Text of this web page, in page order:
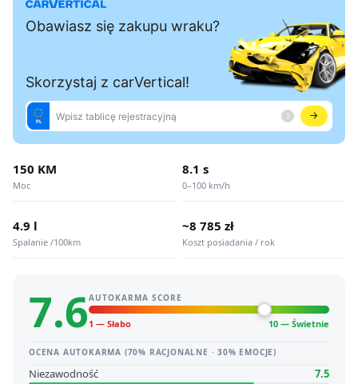
150 KM
Moc
8.1 s
0–100 km/h
4.9 l
Spalanie /100km
~8 785 zł
Koszt posiadania / rok
7.6AUTOKARMA SCORE
1 — Słabo 10 — Świetnie
OCENA AUTOKARMA (70% RACJONALNE · 30% EMOCJE)
Niezawodność
7.5